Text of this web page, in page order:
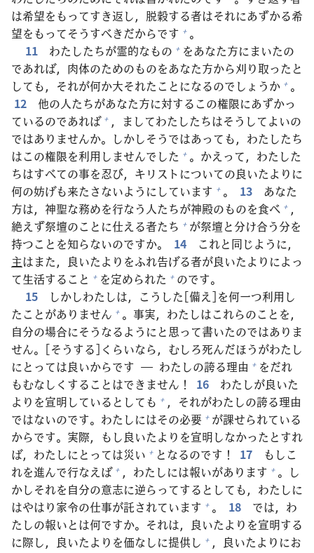
は希望をもってすき返し， 脱穀する者はそれにあずかる希
望をもってそうすべきだからです + 。
11
わたしたちが霊的なもの + をあなた方にまいたの
であれば， 肉体のためのものをあなた方から刈り取ったと
しても，それが何か大それたことになるのでしょうか + 。
12
他の人たちがあなた方に対するこの権限にあずかっ
ているのであれば + ，ましてわたしたちはそうしてよいの
ではありませんか。しかしそうではあっても，わたしたち
はこの権限を利用しませんでした + 。かえって，わたした
ちはすべての事を忍び，キリストについての良いたよりに
何の妨げも来たさないようにしています + 。 13
あなた
方は， 神聖な務めを行なう 人たちが神殿のものを食べ + ，
絶えず祭壇のことに仕える者たち + が祭壇と分け合う分を
持つことを知らないのですか。 14 これと同じように，
主はまた， 良いたよりをふれ告げる者が良いたよりによっ
て生活すること + を定められた + のです。
15
しかしわたしは，こうした[備え]を何一つ利用し
たことがありません + 。 事実，わたしはこれらのことを，
自分の場合にそうなるようにと思って書いたのではありま
せん。[そうする]くらいなら，むしろ死んだほうがわたし
にとっては良いからです ― わたしの誇る理由 + をだれ
もむなしくすることはできません！
16 わたしが良いた
よりを宣明しているとしても + ，それがわたしの誇る理由
ではないのです。わたしにはその必要 + が課せられている
からです。 実際，もし 良いたよりを宣明しなかったとすれ
ば，わたしにとっては災い + となるのです！ 17
もしこ
れを進んで行なえば + ，わたしには報いがあります + 。し
かしそれを自分の意志に逆らってするとしても，わたしに
はやはり家令の仕事が託されています + 。 18
では，わ
たしの報いとは何ですか。それは， 良いたよりを宣明する
に際し， 良いたよりを価なしに提供し + ， 良いたよりにお